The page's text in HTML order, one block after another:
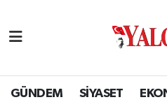
GÜNDEM SİYASET
SİYASET
Yalova Nöbetçi
Yalova Hava Durumu